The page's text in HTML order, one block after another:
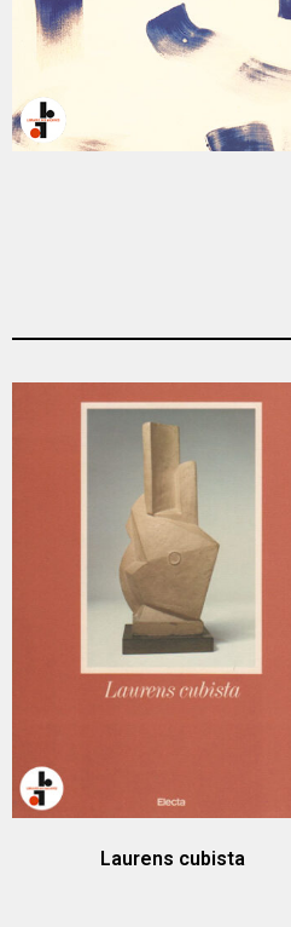
Laurens cubista